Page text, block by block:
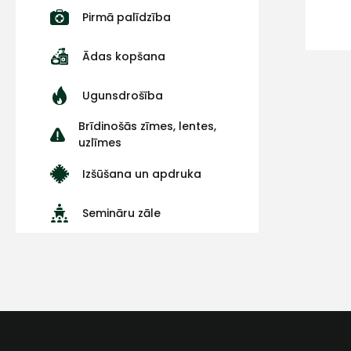
Pirmā palīdzība
Ādas kopšana
Ugunsdrošība
Brīdinošās zīmes, lentes,
uzlīmes
Izšūšana un apdruka
Semināru zāle